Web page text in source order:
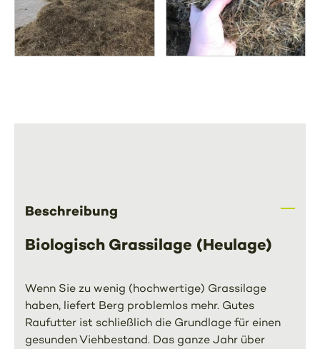
Beschreibung
Biologisch Grassilage (Heulage)
Wenn Sie zu wenig (hochwertige) Grassilage
haben, liefert Berg problemlos mehr. Gutes
Raufutter ist schließlich die Grundlage für einen
gesunden Viehbestand. Das ganze Jahr über